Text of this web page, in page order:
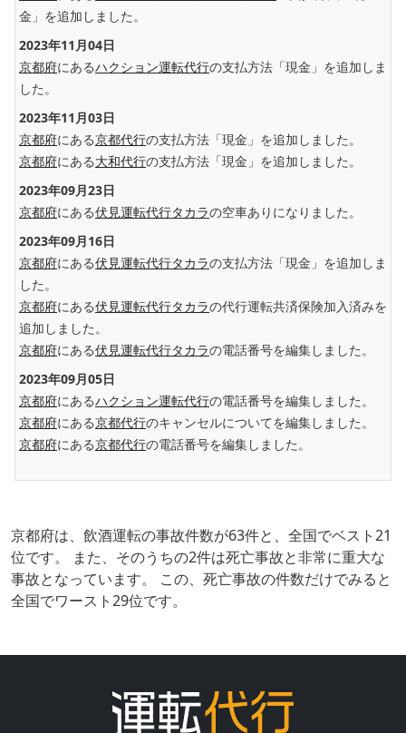
金」を追加しました。
2023年11月04日
京都府にあるハクション運転代行の支払方法「現金」を追加しま
した。
2023年11月03日
京都府にある京都代行の支払方法「現金」を追加しました。
京都府にある大和代行の支払方法「現金」を追加しました。
2023年09月23日
京都府にある伏見運転代行タカラの空車ありになりました。
2023年09月16日
京都府にある伏見運転代行タカラの支払方法「現金」を追加しま
した。
京都府にある伏見運転代行タカラの代行運転共済保険加入済みを
追加しました。
京都府にある伏見運転代行タカラの電話番号を編集しました。
2023年09月05日
京都府にあるハクション運転代行の電話番号を編集しました。
京都府にある京都代行のキャンセルについてを編集しました。
京都府にある京都代行の電話番号を編集しました。
京都府は、飲酒運転の事故件数が63件と、全国でベスト21
位です。 また、そのうちの2件は死亡事故と非常に重大な
事故となっています。 この、死亡事故の件数だけでみると
全国でワースト29位です。